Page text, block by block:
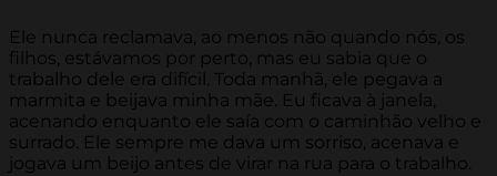
Ele nunca reclamava, ao menos não quando nós, os
filhos, estávamos por perto, mas eu sabia que o
trabalho dele era difícil. Toda manhã, ele pegava a
marmita e beijava minha mãe. Eu ficava à janela,
acenando enquanto ele saía com o caminhão velho e
surrado. Ele sempre me dava um sorriso, acenava e
jogava um beijo antes de virar na rua para o trabalho.